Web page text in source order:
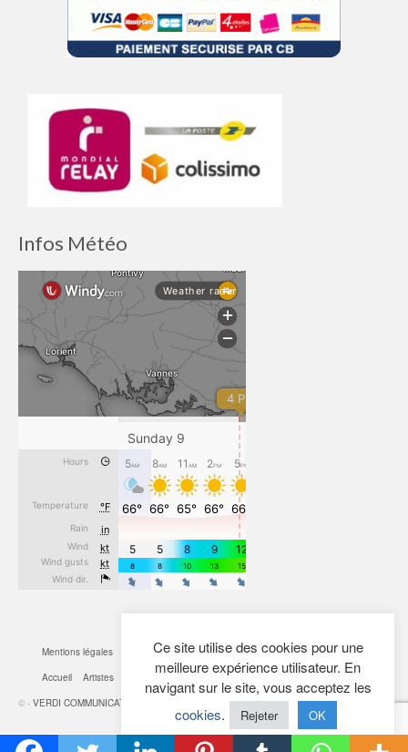
Infos Météo
Mentions légales Cookies Confidentialité Plan du site
Contact
Accueil
Artistes Actualités Boutique
Mon Compte
© - VERDI COMMUNICATION
Ce site utilise des cookies pour une
meilleure expérience utilisateur. En
navigant sur le site, vous acceptez les
cookies. Rejeter OK